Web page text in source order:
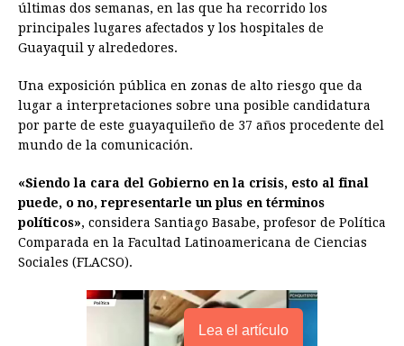
últimas dos semanas, en las que ha recorrido los
principales lugares afectados y los hospitales de
Guayaquil y alrededores.
Una exposición pública en zonas de alto riesgo que da
lugar a interpretaciones sobre una posible candidatura
por parte de este guayaquileño de 37 años procedente del
mundo de la comunicación.
«Siendo la cara del Gobierno en la crisis, esto al final
puede, o no, representarle un plus en términos
políticos», considera Santiago Basabe, profesor de Política
Comparada en la Facultad Latinoamericana de Ciencias
Sociales (FLACSO).
Lea el artículo